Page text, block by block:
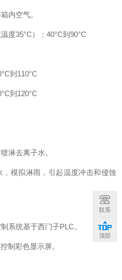
内空气。
度35°C）： 40°C到 90°C
°C到 110°C
°C到 120°C
淋去离子水。
模拟淋雨，引起温度冲击和侵蚀
系统基于西门子PLC。
制彩色显示屏。
联系
顶部